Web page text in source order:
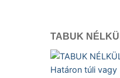
TABUK